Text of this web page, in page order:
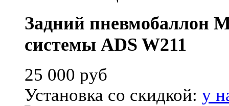
Задний пневмобаллон
системы ADS W211
25 000 руб
Установка со скидкой: у